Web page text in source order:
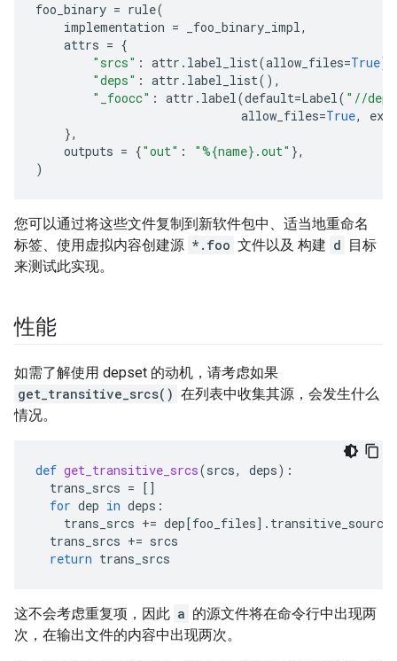
foo_binary = rule(
implementation = _foo_binary_impl,
attrs = {
"srcs" : attr . label_list(allow_files=True),
"deps" : attr . label_list(),
"_foocc" : attr . label(default=Label( "//
allow_files=True,
},
outputs = {"out" : "%{name} .out" },
)
您可以通过将这些文件复制到新软件包中、适当地重命名
标签、使用虚拟内容创建源 *.foo 文件以及 构建 d 目标
来测试此实现。
性能
如需了解使用 depset 的动机，请考虑如果
get_transitive_srcs() 在列表中收集其源，会发生什么
情况。
def get_transitive_srcs(srcs, deps):
trans_srcs = []
for dep in deps :
trans_srcs += dep[foo_files] . transitive_sources
trans_srcs += srcs
return trans_srcs
这不会考虑重复项，因此 a 的源文件将在命令行中出现两
次，在输出文件的内容中出现两次。